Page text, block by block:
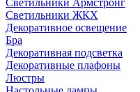
Светильники Армстронг
Светильники ЖКХ
Декоративное освещение
Бра
Декоративная подсветка
Декоративные плафоны
Люстры